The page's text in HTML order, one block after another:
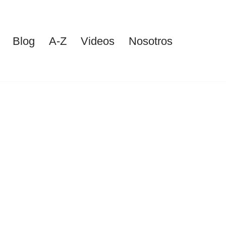
Blog A-Z Videos Nosotros